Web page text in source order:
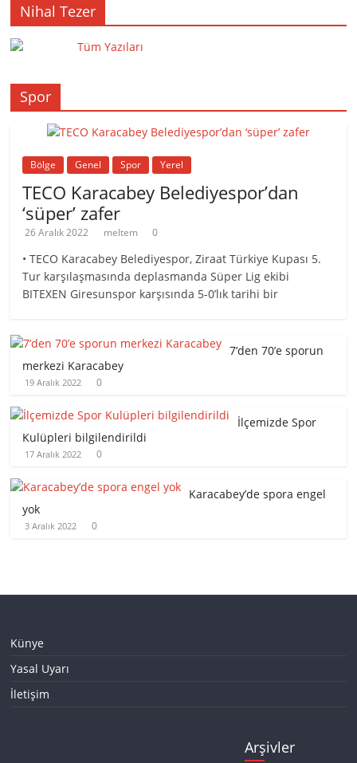
Nihal Tezer
Tüm Yazıları
Spor
Bölge Genel Spor Yerel
TECO Karacabey Belediyespor’dan
‘süper’ zafer
26 Aralık 2022 meltem 0
• TECO Karacabey Belediyespor, Ziraat Türkiye Kupası 5.
Tur karşılaşmasında deplasmanda Süper Lig ekibi
BITEXEN Giresunspor karşısında 5-0’lık tarihi bir
7’den 70’e sporun
merkezi Karacabey
19 Aralık 2022 0
İlçemizde Spor
Kulüpleri bilgilendirildi
17 Aralık 2022 0
Karacabey’de spora engel
yok
3 Aralık 2022 0
Künye
Yasal Uyarı
İletişim
Arşivler